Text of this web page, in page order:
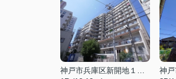
神戸市兵庫区新開地１丁目